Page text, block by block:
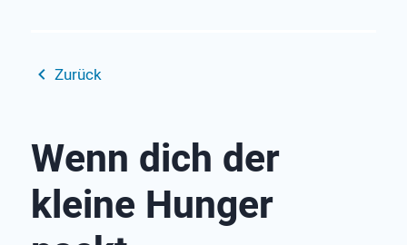
Zurück
Wenn dich der
kleine Hunger